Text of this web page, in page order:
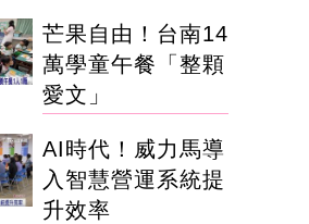
芒果自由！台南14
萬學童午餐「整顆
愛文」
AI時代！威力馬導
入智慧營運系統提
升效率